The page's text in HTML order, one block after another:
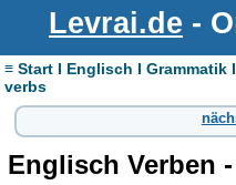
Levrai.de -
≡ Start I Englisch I
verbs
Englisch Verben